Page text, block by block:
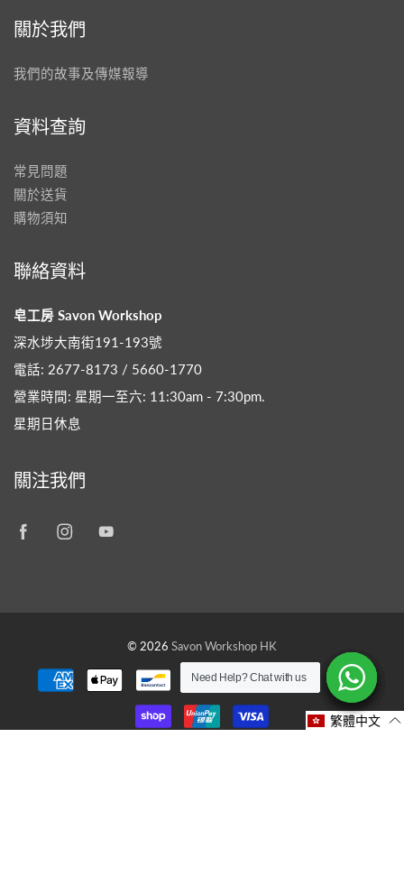
關於我們
我們的故事及傳媒報導
資料查詢
常見問題
關於送貨
購物須知
聯絡資料
皂工房 Savon Workshop
深水埗大南街191-193號
電話: 2677-8173 / 5660-1770
營業時間: 星期一至六: 11:30am - 7:30pm​.
星期日休息
關注我們
© 2026 Savon Workshop HK
Need Help? Chat with us
Need Help? Chat with us
Need Help? Chat with us
Need Help? Chat with us
Need Help? Chat with us
Need Help? Chat with us
繁體中文